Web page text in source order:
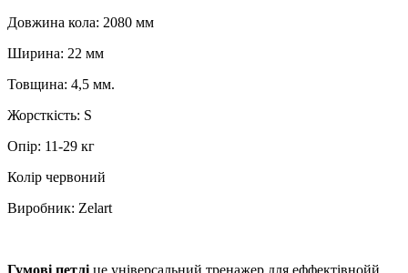
Довжина кола: 2080 мм
Ширина: 22 мм
Товщина: 4,5 мм.
Жорсткість: S
Опір: 11-29 кг
Колір червоний
Виробник: Zelart
Гумові петлі це універсальний тренажер для еффектівнойй